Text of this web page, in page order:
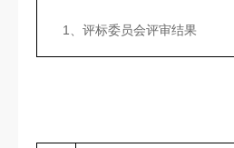
1、评标委员会评审结果